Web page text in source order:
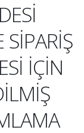
SİPARİŞ
İÇİN